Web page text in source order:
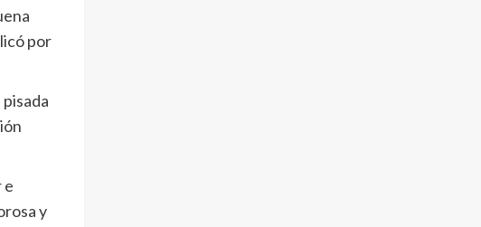
por
e
y